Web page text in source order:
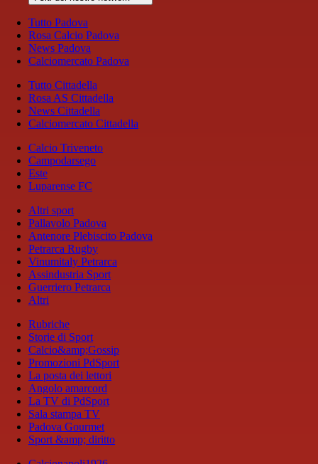
Tutto Padova
Rosa Calcio Padova
News Padova
Calciomercato Padova
Tutto Cittadella
Rosa AS Cittadella
News Cittadella
Calciomercato Cittadella
Calcio Triveneto
Campodarsego
Este
Luparense FC
Altri sport
Pallavolo Padova
Antenore Plebiscito Padova
Petrarca Rugby
Vinumitaly Petrarca
Assindustria Sport
Guerriero Petrarca
Altri
Rubriche
Storie di Sport
Calcio&amp;Gossip
Promozioni PdSport
La posta dei lettori
Angolo amarcord
La TV di PdSport
Sala stampa TV
Padova Gourmet
Sport &amp; diritto